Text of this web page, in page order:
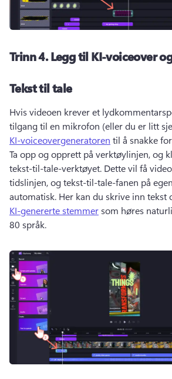
Trinn 4.Legg til KI-voiceover
Tekst til tale
Hvis videoen krever et
tilgang til en mikrofon (eller du er litt
KI-voiceovergeneratoren til å snakke
Ta opp og opprett på verktøylinjen, og
tekst-til-tale-verktøyet. Dette vil få
tidslinjen, og tekst-til-tale-fanen på
automatisk. Her kan du skrive inn tekst
KI-genererte stemmer som høres
80 språk.